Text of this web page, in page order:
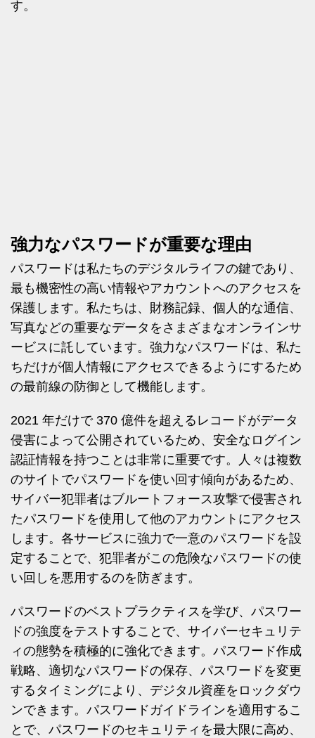
す。
強力なパスワードが重要な理由
パスワードは私たちのデジタルライフの鍵であり、
最も機密性の高い情報やアカウントへのアクセスを
保護します。私たちは、財務記録、個人的な通信、
写真などの重要なデータをさまざまなオンラインサ
ービスに託しています。強力なパスワードは、私た
ちだけが個人情報にアクセスできるようにするため
の最前線の防御として機能します。
2021 年だけで 370 億件を超えるレコードがデータ
侵害によって公開されているため、安全なログイン
認証情報を持つことは非常に重要です。人々は複数
のサイトでパスワードを使い回す傾向があるため、
サイバー犯罪者はブルートフォース攻撃で侵害され
たパスワードを使用して他のアカウントにアクセス
します。各サービスに強力で一意のパスワードを設
定することで、犯罪者がこの危険なパスワードの使
い回しを悪用するのを防ぎます。
パスワードのベストプラクティスを学び、パスワー
ドの強度をテストすることで、サイバーセキュリテ
ィの態勢を積極的に強化できます。パスワード作成
戦略、適切なパスワードの保存、パスワードを変更
するタイミングにより、デジタル資産をロックダウ
ンできます。パスワードガイドラインを適用するこ
とで、パスワードのセキュリティを最大限に高め、